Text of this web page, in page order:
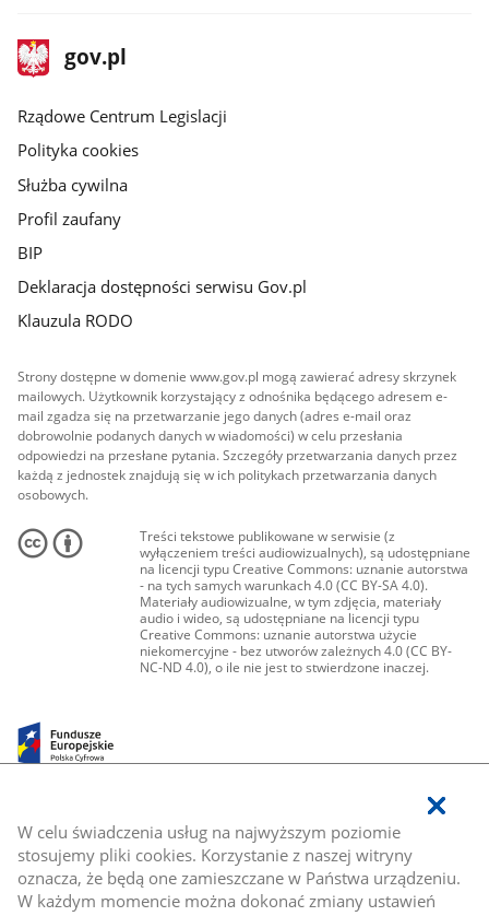
W celu świadczenia usług na najwyższym poziomie
stosujemy pliki cookies. Korzystanie z naszej witryny
oznacza, że będą one zamieszczane w Państwa urządzeniu.
W każdym momencie można dokonać zmiany ustawień
stopka
gov.plStrona
gov.pl
Rządowe Centrum Legislacji
Polityka cookies
Służba cywilna
Profil zaufany
BIP
Deklaracja dostępności serwisu Gov.pl
Klauzula RODO
Strony dostępne w domenie www.gov.pl mogą zawierać adresy skrzynek
mailowych. Użytkownik korzystający z odnośnika będącego adresem e-
mail zgadza się na przetwarzanie jego danych (adres e-mail oraz
dobrowolnie podanych danych w wiadomości) w celu przesłania
odpowiedzi na przesłane pytania. Szczegóły przetwarzania danych przez
każdą z jednostek znajdują się w ich politykach przetwarzania danych
osobowych.
Treści tekstowe publikowane w serwisie (z
wyłączeniem treści audiowizualnych), są udostępniane
na licencji typu Creative Commons: uznanie autorstwa
- na tych samych warunkach 4.0 (CC BY-SA 4.0).
Materiały audiowizualne, w tym zdjęcia, materiały
audio i wideo, są udostępniane na licencji typu
Creative Commons: uznanie autorstwa użycie
niekomercyjne - bez utworów zależnych 4.0 (CC BY-
NC-ND 4.0), o ile nie jest to stwierdzone inaczej.